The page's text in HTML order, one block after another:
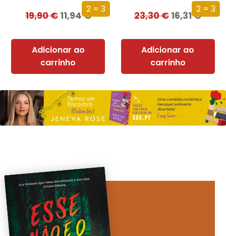
2 = 3
19,90€ 11,94€
Adicionar ao
carrinho
2 = 3
23,30€16,31€
Adicionar ao
carrinho